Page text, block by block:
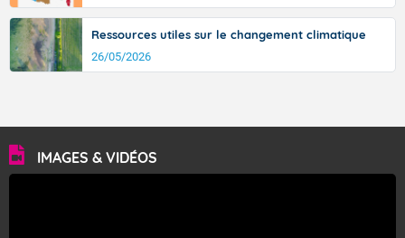
Ressources utiles sur le changement climatique
26/05/2026
IMAGES & VIDÉOS